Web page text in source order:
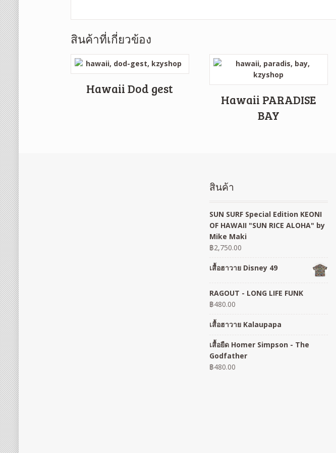
สินค้าที่เกี่ยวข้อง
Hawaii Dod gest
Hawaii PARADISE
BAY
สินค้า
SUN SURF Special Edition KEONI
OF HAWAII "SUN RICE ALOHA" by
Mike Maki
฿2,750.00
เสื้อฮาวาย Disney 49
RAGOUT - LONG LIFE FUNK
฿480.00
เสื้อฮาวาย Kalaupapa
เสื้อยืด Homer Simpson - The
Godfather
฿480.00